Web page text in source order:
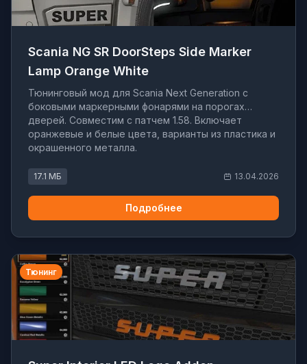
Scania NG SR DoorSteps Side Marker
Lamp Orange White
Тюнинговый мод для Scania Next Generation с
боковыми маркерными фонарями на порогах
дверей. Совместим с патчем 1.58. Включает
оранжевые и белые цвета, варианты из пластика и
окрашенного металла.
17.1 МБ 13.04.2026
Подробнее
Тюнинг